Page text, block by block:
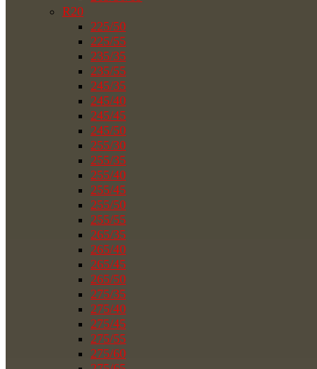
R20
225/50
225/55
235/35
235/55
245/35
245/40
245/45
245/50
255/30
255/35
255/40
255/45
255/50
255/55
265/35
265/40
265/45
265/50
275/35
275/40
275/45
275/55
275/60